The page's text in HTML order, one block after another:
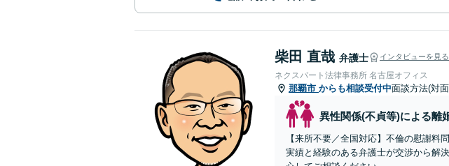
柴田 直哉 弁護士 インタビューを見る
ネクスパート法律事務所 名古屋オフィス
那覇市 からも相談受付中面談方法(対
異性関係(不貞等)による離
【来所不要／全国対応】不倫の慰謝
実績と経験のある弁護士が交渉から解